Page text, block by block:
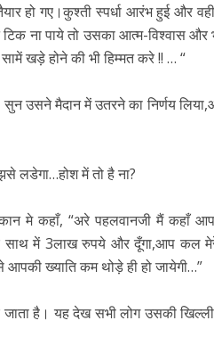
हो गए।कुश्ती स्पर्धा आरंभ हुई और
ना पाये तो उसका आत्म-विश्वास और
खड़े होने की भी हिम्मत करे !! … “
सुन उसने मैदान में उतरने का निर्णय
लडेगा…होश में तो है ना?
मे कहाँ, “अरे पहलवानजी मैं कहाँ
साथ में 3लाख रुपये और दूँगा,आप कल
ख्याति कम थोड़े ही हो जायेगी…”
है। यह देख सभी लोग उसकी